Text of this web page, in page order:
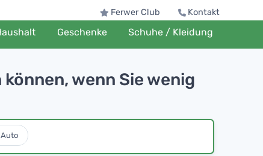
Ferwer Club Kontakt
Geschenke Schuhe / Kleidung
wenn Sie wenig